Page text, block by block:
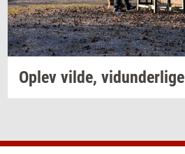
Oplev vilde, vi­dun­der­li­ge